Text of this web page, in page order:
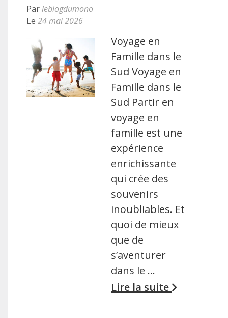
Parleblogdumono
Le 24 mai 2026
Voyage en
Famille dans le
Sud Voyage en
Famille dans le
Sud Partir en
voyage en
famille est une
expérience
enrichissante
qui crée des
souvenirs
inoubliables. Et
quoi de mieux
que de
s’aventurer
dans le …
Lire la suite